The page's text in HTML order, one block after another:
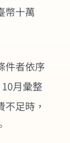
幣十萬
件者依序
月彙整
足時，